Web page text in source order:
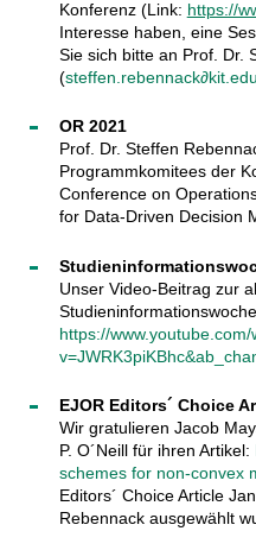
Konferenz (Link: https://
Interesse haben, eine
Sie sich bitte an Prof. Dr.
(steffen.rebennack∂kit.edu
OR 2021
Prof. Dr. Steffen
Programmkomitees der
Conference on
for Data-Driven Decision
Unser Video-Beitrag zur
https://www.youtube.com/
EJOR Editors´ Choice
Wir gratulieren Jacob
P. O´Neill für ihren Artikel:
schemes for non-convex
Editors´ Choice Article
Rebennack ausgewählt